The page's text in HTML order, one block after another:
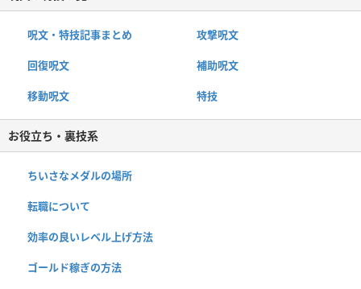
呪文・特技記事まとめ 攻撃呪文
回復呪文 補助呪文
移動呪文 特技
お役立ち・裏技系
ちいさなメダルの場所
転職について
効率の良いレベル上げ方法
ゴールド稼ぎの方法